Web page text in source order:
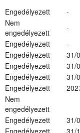
Engedélyezett
-
Nem
engedélyezett
-
Engedélyezett
-
Engedélyezett
31/
Engedélyezett
31/
Engedélyezett
31/
Engedélyezett
Nem
engedélyezett
Engedélyezett
31/